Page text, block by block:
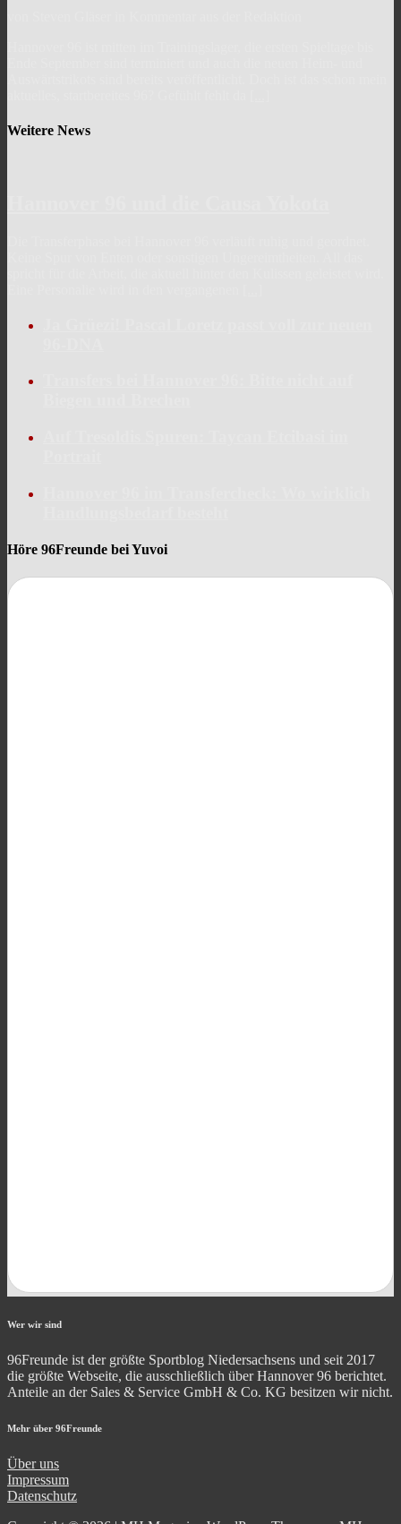
Weitere News
Höre 96Freunde bei Yuvoi
Wer wir sind
96Freunde ist der größte Sportblog Niedersachsens und seit 2017
die größte Webseite, die ausschließlich über Hannover 96 berichtet.
Anteile an der Sales & Service GmbH & Co. KG besitzen wir nicht.
Mehr über 96Freunde
Über uns
Impressum
Datenschutz